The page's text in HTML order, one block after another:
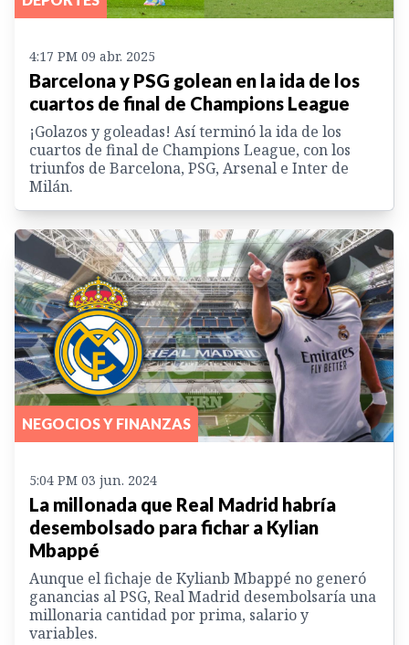
4:17 PM 09 abr. 2025
Barcelona y PSG golean en la ida de los
cuartos de final de Champions League
¡Golazos y goleadas! Así terminó la ida de los
cuartos de final de Champions League, con los
triunfos de Barcelona, PSG, Arsenal e Inter de
Milán.
NEGOCIOS Y FINANZAS
5:04 PM 03 jun. 2024
La millonada que Real Madrid habría
desembolsado para fichar a Kylian
Mbappé
Aunque el fichaje de Kylianb Mbappé no generó
ganancias al PSG, Real Madrid desembolsaría una
millonaria cantidad por prima, salario y
variables.